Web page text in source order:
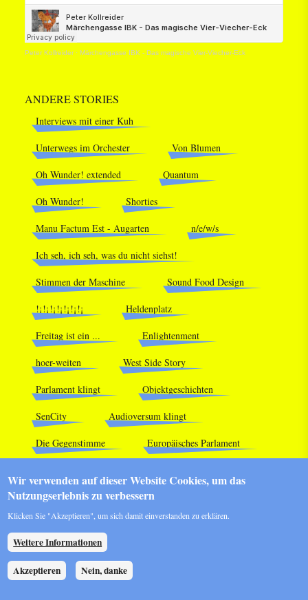
Peter Kollreider· Märchengasse IBK - Das magische Vier-Viecher-Eck
ANDERE STORIES
Interviews mit einer Kuh
Unterwegs im Orchester Von Blumen
Oh Wunder! extended Quantum
Oh Wunder! Shorties
Manu Factum Est - Augarten n/e/w/s
Ich seh, ich seh, was du nicht siehst!
Stimmen der Maschine Sound Food Design
!¡!¡!¡!¡!¡!¡!¡ Heldenplatz
Freitag ist ein ... Enlightenment
hoer-weiten West Side Story
Parlament klingt Objektgeschichten
SenCity Audioversum klingt
Die Gegenstimme Europäisches Parlament
S
E
Wir verwenden auf dieser Website Cookies, um das
Nutzungserlebnis zu verbessern
Klicken Sie "Akzeptieren", um sich damit einverstanden zu erklären.
Weitere Informationen
Akzeptieren Nein, danke